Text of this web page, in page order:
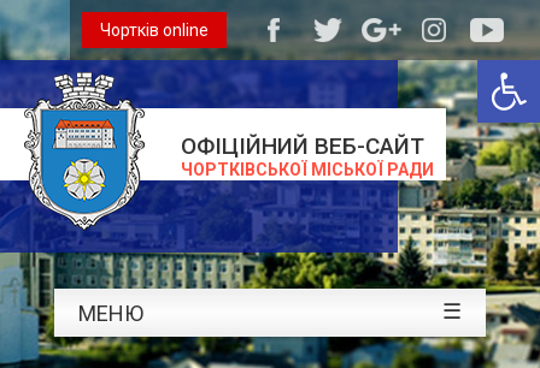
ОФІЦІЙНИЙ ВЕБ-САЙТ
ЧОРТКІВСЬКОЇ МІСЬКОЇ РАДИ
Чортків online
МЕНЮ ☰